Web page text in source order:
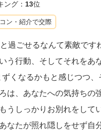
ング： 13位
ン・紹介で交際
過ごせるなんて素敵で
う行動、そしてそれをあ
くなるかもと感じつつ
は、あなたへの気持ち
うしっかりお別れをし
なたが照れ隠しをせず